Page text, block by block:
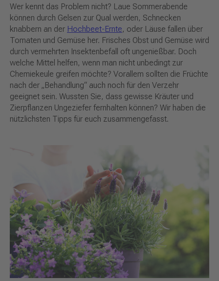
Wer kennt das Problem nicht? Laue Sommerabende
können durch Gelsen zur Qual werden, Schnecken
knabbern an der Hochbeet-Ernte, oder Läuse fallen über
Tomaten und Gemüse her. Frisches Obst und Gemüse wird
durch vermehrten Insektenbefall oft ungenießbar. Doch
welche Mittel helfen, wenn man nicht unbedingt zur
Chemiekeule greifen möchte? Vorallem sollten die Früchte
nach der „Behandlung“ auch noch für den Verzehr
geeignet sein. Wussten Sie, dass gewisse Kräuter und
Zierpflanzen Ungeziefer fernhalten können? Wir haben die
nützlichsten Tipps für euch zusammengefasst.